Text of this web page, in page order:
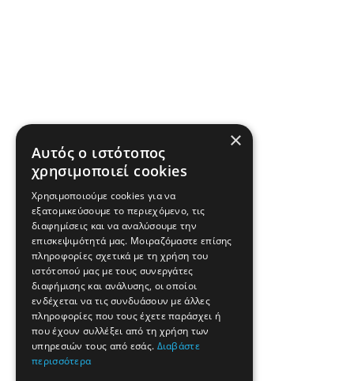
×
Αυτός ο ιστότοπος
χρησιμοποιεί cookies
Χρησιμοποιούμε cookies για να
εξατομικεύσουμε το περιεχόμενο, τις
διαφημίσεις και να αναλύσουμε την
επισκεψιμότητά μας. Μοιραζόμαστε επίσης
πληροφορίες σχετικά με τη χρήση του
ιστότοπού μας με τους συνεργάτες
διαφήμισης και ανάλυσης, οι οποίοι
ενδέχεται να τις συνδυάσουν με άλλες
πληροφορίες που τους έχετε παράσχει ή
που έχουν συλλέξει από τη χρήση των
υπηρεσιών τους από εσάς. Διαβάστε
περισσότερα